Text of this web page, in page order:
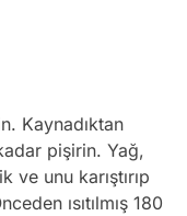
Kaynadıktan
pişirin. Yağ,
unu karıştırıp
ısıtılmış 180